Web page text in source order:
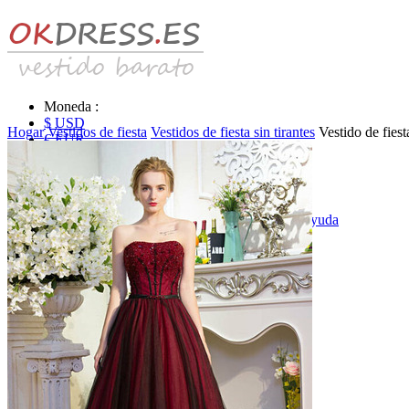
Moneda :
$ USD
€ EUR
₣ CHF
$ CAD
|Identificarse & Registrarse |Obtener la contraseña |Ayuda
Mensaje
Carro (0)
Vestidos de novia
Vestido de novia liquidación y venta
Vestidos de novia vendimia
Hogar Vestidos de fiesta Vestidos de fiesta sin tirantes Vestido de